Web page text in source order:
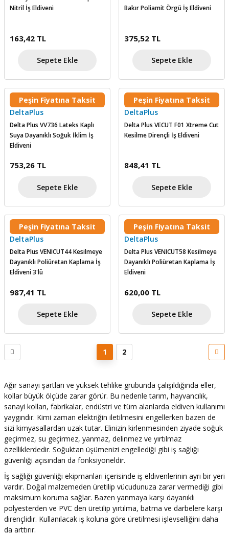
Nitril İş Eldiveni
163,42 TL
Sepete Ekle
Bakır Poliamit Örgü İş Eldiveni
375,52 TL
Sepete Ekle
Peşin Fiyatına Taksit
DeltaPlus
Delta Plus VV736 Lateks Kaplı
Suya Dayanıklı Soğuk İklim İş
Eldiveni
753,26 TL
Sepete Ekle
Peşin Fiyatına Taksit
DeltaPlus
Delta Plus VECUT F01 Xtreme Cut
Kesilme Dirençli İş Eldiveni
848,41 TL
Sepete Ekle
Peşin Fiyatına Taksit
DeltaPlus
Delta Plus VENICUT44 Kesilmeye
Dayanıklı Poliüretan Kaplama İş
Eldiveni 3'lü
987,41 TL
Sepete Ekle
Peşin Fiyatına Taksit
DeltaPlus
Delta Plus VENICUT58 Kesilmeye
Dayanıklı Poliüretan Kaplama İş
Eldiveni
620,00 TL
Sepete Ekle
1 2
Ağır sanayi şartları ve yüksek tehlike grubunda çalışıldığında eller,
kollar büyük ölçüde zarar görür. Bu nedenle tarım, hayvancılık,
sanayi kolları, fabrikalar, endüstri ve tüm alanlarda eldiven kullanımı
yaygındır. Kimi zaman elektriğin iletilmesini engellerken bazen de
sizi kimyasallardan uzak tutar. Elinizin kirlenmesinden ziyade soğuk
geçirmez, su geçirmez, yanmaz, delinmez ve yırtılmaz
özelliklerdedir. Soğuktan üşümenizi engellediği gibi iş sağlığı
güvenliği açısından da fonksiyoneldir.
İş sağlığı güvenliği ekipmanları içerisinde iş eldivenlerinin ayrı bir yeri
vardır. Doğal malzemeden üretilip vücudunuza zarar vermediği gibi
maksimum koruma sağlar. Bazen yanmaya karşı dayanıklı
polyesterden ve PVC den üretilip yırtılma, batma ve darbelere karşı
dirençlidir. Kullanılacak iş koluna göre üretilmesi işlevselliğini daha
da arttırır.